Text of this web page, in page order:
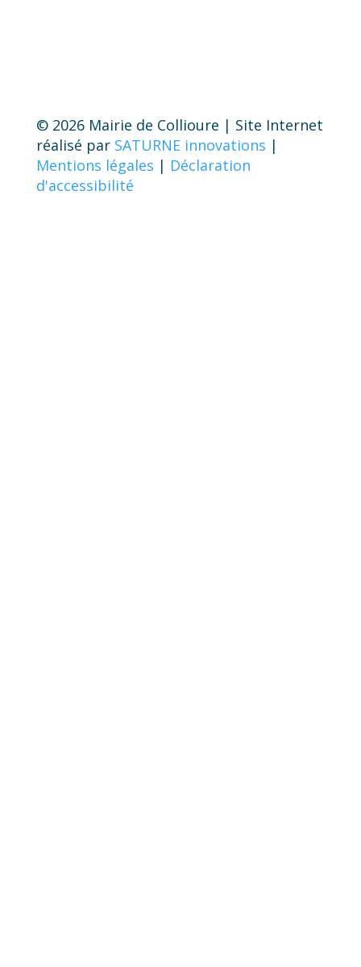
© 2026 Mairie de Collioure | Site Internet
réalisé par SATURNE innovations |
Mentions légales | Déclaration
d'accessibilité